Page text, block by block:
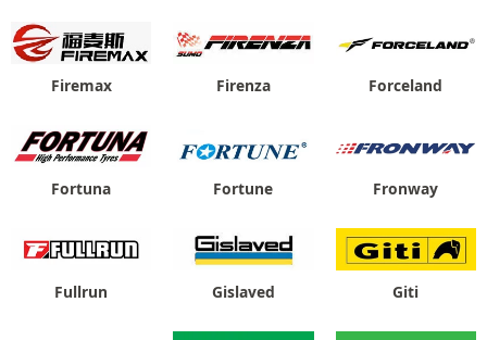
Firemax Firenza Forceland
Fortuna Fortune Fronway
Fullrun Gislaved Giti